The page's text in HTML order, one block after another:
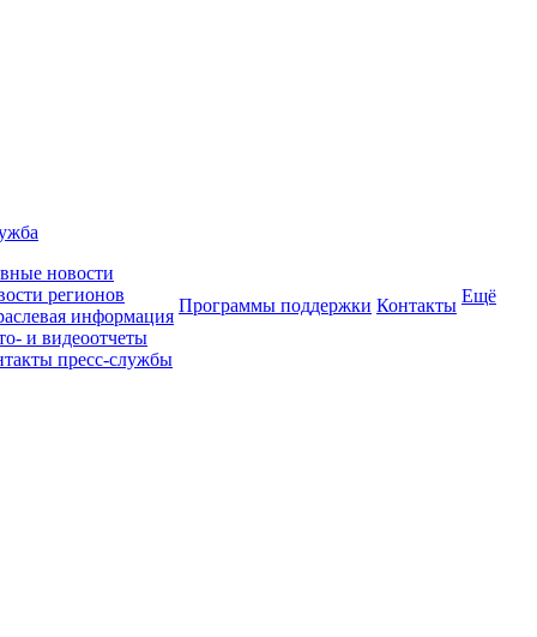
новости
регионов
информация
и видеоотчеты
пресс-службы
Программы поддержки Контакты Ещё